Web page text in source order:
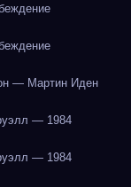
— Мартин Иден
— 1984
— 1984